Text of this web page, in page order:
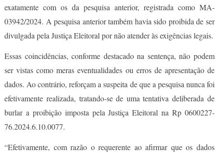
exatamente com os da pesquisa anterior, registrada como MA-
03942/2024. A pesquisa anterior também havia sido proibida de ser
divulgada pela Justiça Eleitoral por não atender às exigências legais.
Essas coincidências, conforme destacado na sentença, não podem
ser vistas como meras eventualidades ou erros de apresentação de
dados. Ao contrário, reforçam a suspeita de que a pesquisa nunca foi
efetivamente realizada, tratando-se de uma tentativa deliberada de
burlar a proibição imposta pela Justiça Eleitoral na Rp 0600227-
76.2024.6.10.0077.
“Efetivamente, com razão o requerente ao afirmar que os dados